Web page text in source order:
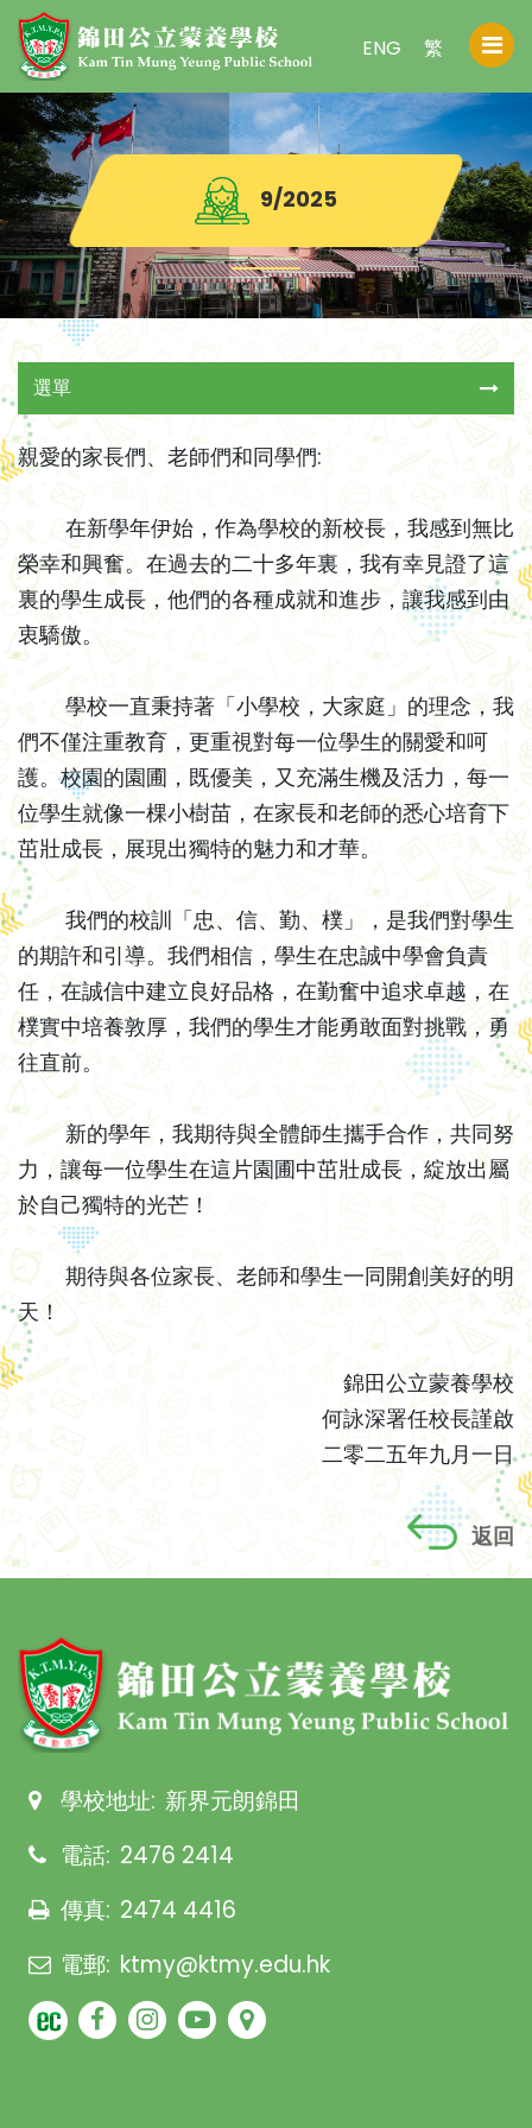
繁
ENG
9/2025
選單
親愛的家長們、老師們和同學們:
在新學年伊始，作為學校的新校長，我感到無比
榮幸和興奮。在過去的二十多年裏，我有幸見證了這
裏的學生成長，他們的各種成就和進步，讓我感到由
衷驕傲。
學校一直秉持著「小學校，大家庭」的理念，我
們不僅注重教育，更重視對每一位學生的關愛和呵
護。校園的園圃，既優美，又充滿生機及活力，每一
位學生就像一棵小樹苗，在家長和老師的悉心培育下
茁壯成長，展現出獨特的魅力和才華。
我們的校訓「忠、信、勤、樸」，是我們對學生
的期許和引導。我們相信，學生在忠誠中學會負責
任，在誠信中建立良好品格，在勤奮中追求卓越，在
樸實中培養敦厚，我們的學生才能勇敢面對挑戰，勇
往直前。
新的學年，我期待與全體師生攜手合作，共同努
力，讓每一位學生在這片園圃中茁壯成長，綻放出屬
於自己獨特的光芒！
期待與各位家長、老師和學生一同開創美好的明
天！
錦田公立蒙養學校
何詠深署任校長謹啟
二零二五年九月一日
返回
學校地址: 新界元朗錦田
電話: 2476 2414
傳真: 2474 4416
電郵: ktmy@ktmy.edu.hk